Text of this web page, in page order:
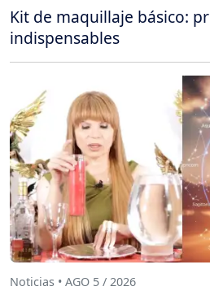
Kit de maquillaje básico:
indispensables
Noticias • AGO 5 / 2026